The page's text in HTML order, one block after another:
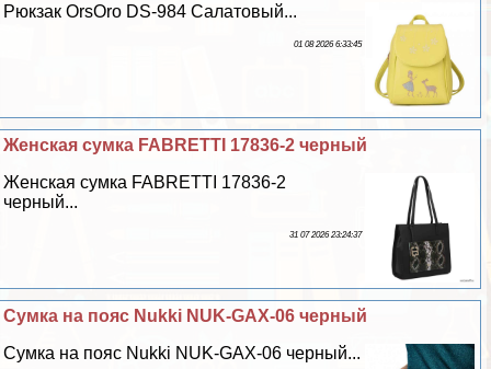
Рюкзак OrsOro DS-984 Салатовый...
01 08 2026 6:33:45
Женская сумка FABRETTI 17836-2 черный
Женская сумка FABRETTI 17836-2
черный...
31 07 2026 23:24:37
Сумка на пояс Nukki NUK-GAX-06 черный
Сумка на пояс Nukki NUK-GAX-06 черный...